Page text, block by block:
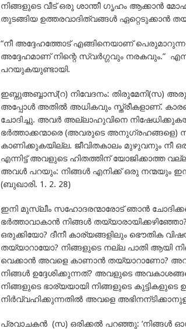
നിങ്ങളുടെ വീട് ഒരു ശാന്തീ ഗൃഹം ആക്കാന്‍
തുടങ്ങിയ ഉത്തരവാദിത്വങ്ങള്‍ ഏറ്റെടുക്കാന്‍
“നീ അദ്ദേഹത്തോട് എങ്ങിനെയാണ്
അദ്ദേഹമാണ് നിന്റെ സ്വര്‍ഗ്ഗവും നരകവും.”
പറയുകയുണ്ടായി.
ഇബ്നുഅബ്ബാസ്(റ) നിവേദനം: തിരുമേനി(സ)
അപ്പോൾ അതിൽ അധികവും സ്ത്രീകളാണ്.
ചോദിച്ചു. അവർ അല്ലാഹുവിനെ
ഭർത്താക്കന്മാരെ (അവരുടെ അനുഗ്രഹങ്ങളെ)
കാണിക്കുകയില്ല. ജീവിതകാലം മുഴുവനും നീ
എന്നിട്ട് അവളുടെ ഹിതത്തിന് യോജിക്കാത്ത
അവൾ പറയും: നിങ്ങൾ എനിക്ക് ഒരു നന്മയും
(ബുഖാരി. 1. 2. 28)
ഇനി മുസ്ലീം സഹോദരന്മാരോട് ഞാന്‍
ഭര്‍ത്താവാകാന്‍ നിങ്ങള്‍
ഒരുക്കിയോ? ദീനീ കാര്യങ്ങളിലും ഭൌതിക
തയ്യാറായോ? നിങ്ങളുടെ നല്ല പാതി ആയി
വെക്കാന്‍ അവളെ കാണാന്‍ തയ്യാറാണോ?
നിങ്ങള്‍ ഉദ്ദേശിക്കുന്നത്? അവളുടെ
നിങ്ങളുടെ ഭാര്യയായി നിങ്ങളുടെ
നിര്‍വ്വഹിക്കുന്നതില്‍ അവളെ
പ്രവാചകന്‍ (സ) ഒരിക്കല്‍ പറഞ്ഞു: ‘നിങ്ങള്‍